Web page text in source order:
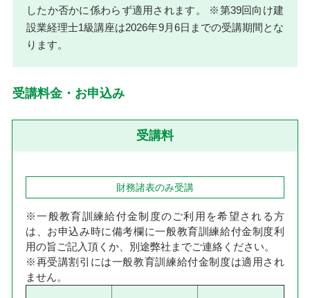
したか否かに係わらず適用されます。 ※第39回向け建
設業経理士1級講座は2026年9月6日までの受講期間とな
ります。
受講料金・お申込み
受講料
財務諸表のみ受講
※一般教育訓練給付金制度のご利用を希望される方
は、お申込み時に備考欄に一般教育訓練給付金制度利
用の旨ご記入頂くか、別途弊社までご連絡ください。
※再受講割引には一般教育訓練給付金制度は適用され
ません。